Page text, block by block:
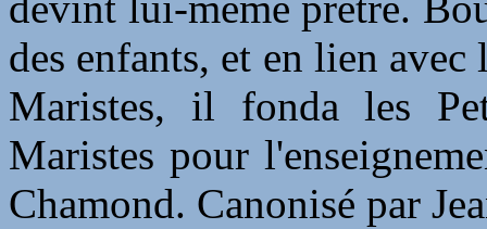
des enfants, et en lien
Maristes, il fonda les
Maristes pour
Chamond. Canonisé par